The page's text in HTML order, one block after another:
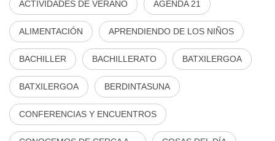
ACTIVIDADES DE VERANO AGENDA 21
ALIMENTACIÓN APRENDIENDO DE LOS NIÑOS
BACHILLER BACHILLERATO BATXILERGOA
BATXILERGOA BERDINTASUNA
CONFERENCIAS Y ENCUENTROS